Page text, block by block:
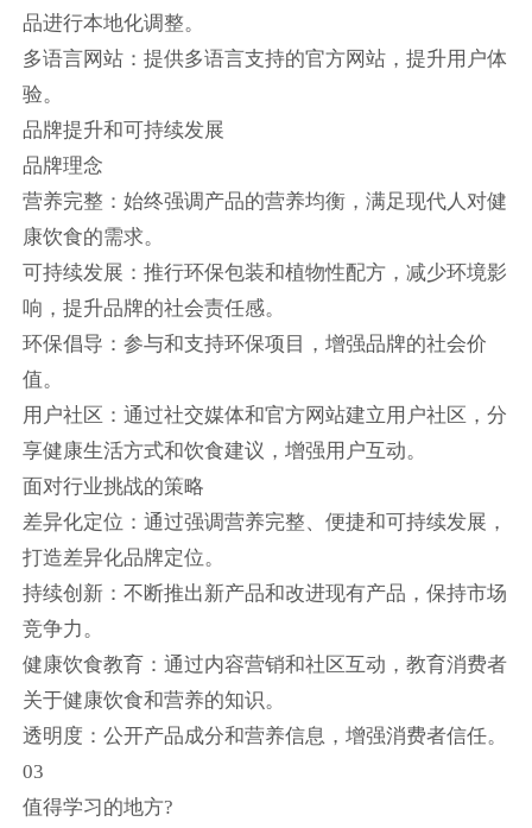
品进行本地化调整。
多语言网站：提供多语言支持的官方网站，提升用户体
验。
品牌提升和可持续发展
品牌理念
营养完整：始终强调产品的营养均衡，满足现代人对健
康饮食的需求。
可持续发展：推行环保包装和植物性配方，减少环境影
响，提升品牌的社会责任感。
环保倡导：参与和支持环保项目，增强品牌的社会价
值。
用户社区：通过社交媒体和官方网站建立用户社区，分
享健康生活方式和饮食建议，增强用户互动。
面对行业挑战的策略
差异化定位：通过强调营养完整、便捷和可持续发展，
打造差异化品牌定位。
持续创新：不断推出新产品和改进现有产品，保持市场
竞争力。
健康饮食教育：通过内容营销和社区互动，教育消费者
关于健康饮食和营养的知识。
透明度：公开产品成分和营养信息，增强消费者信任。
03
值得学习的地方?